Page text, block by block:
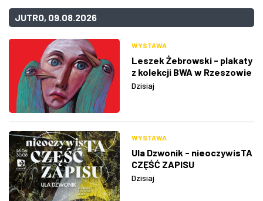
JUTRO, 09.08.2026
WYSTAWA
Leszek Żebrowski - plakaty
z kolekcji BWA w Rzeszowie
Dzisiaj
WYSTAWA
Ula Dzwonik - nieoczywisTA
CZĘŚĆ ZAPISU
Dzisiaj